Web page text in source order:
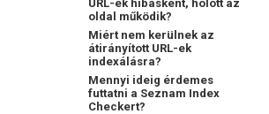
URL-ek hibásként, holott az
oldal működik?
Miért nem kerülnek az
átirányított URL-ek
indexálásra?
Mennyi ideig érdemes
futtatni a Seznam Index
Checkert?